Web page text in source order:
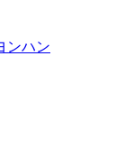
ンハン